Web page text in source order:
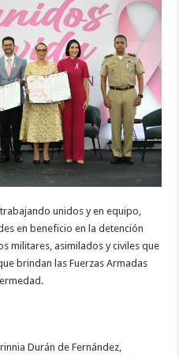
unidos y en equipo,
en beneficio en la detención
militares, asimilados y civiles que
brindan las Fuerzas Armadas
Durán de Fernández,